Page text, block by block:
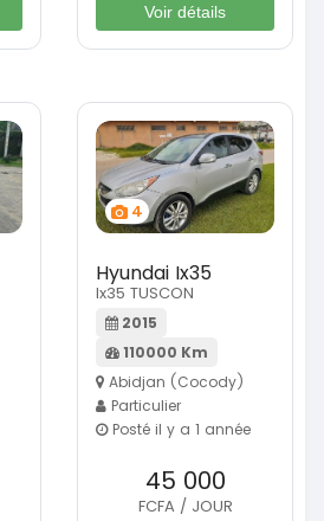
Voir détails
4
Hyundai Ix35
Ix35 TUSCON
2015
110000 Km
Abidjan (Cocody)
Particulier
Posté il y a 1 année
45 000
FCFA / JOUR